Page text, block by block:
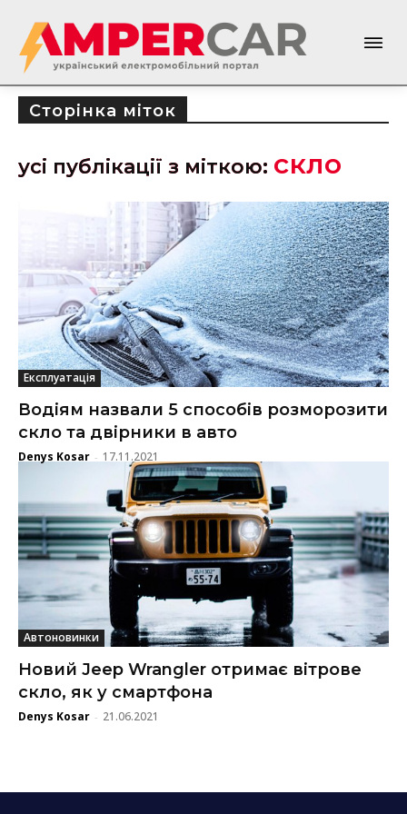
Сторінка міток
усі публікації з міткою: скло
Експлуатація
Водіям назвали 5 способів розморозити
скло та двірники в авто
Denys Kosar - 17.11.2021
Автоновинки
Новий Jeep Wrangler отримає вітрове
скло, як у смартфона
Denys Kosar - 21.06.2021